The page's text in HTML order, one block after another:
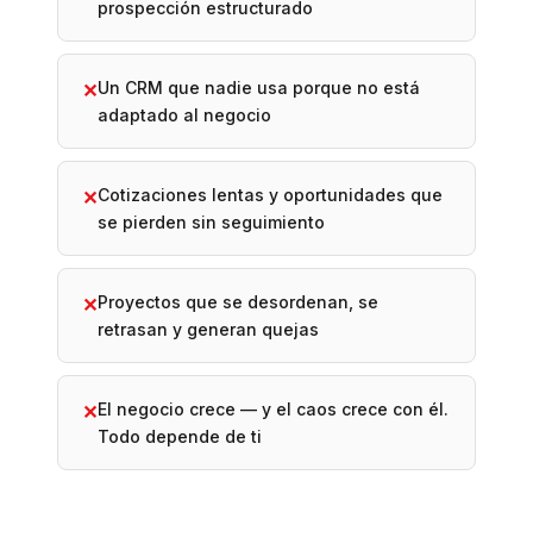
prospección estructurado
✕Un CRM que nadie usa porque no está
adaptado al negocio
✕Cotizaciones lentas y oportunidades que
se pierden sin seguimiento
✕Proyectos que se desordenan, se
retrasan y generan quejas
✕El negocio crece — y el caos crece con él.
Todo depende de ti